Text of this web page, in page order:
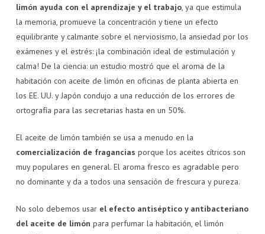
limón ayuda con el aprendizaje y el trabajo, ya que estimula
la memoria, promueve la concentración y tiene un efecto
equilibrante y calmante sobre el nerviosismo, la ansiedad por los
exámenes y el estrés: ¡la combinación ideal de estimulación y
calma! De la ciencia: un estudio mostró que el aroma de la
habitación con aceite de limón en oficinas de planta abierta en
los EE. UU. y Japón condujo a una reducción de los errores de
ortografía para las secretarias hasta en un 50%.
El aceite de limón también se usa a menudo en la
comercialización de fragancias porque los aceites cítricos son
muy populares en general. El aroma fresco es agradable pero
no dominante y da a todos una sensación de frescura y pureza.
No solo debemos usarel efecto antiséptico y antibacteriano
del aceite de limón para perfumar la habitación, el limón